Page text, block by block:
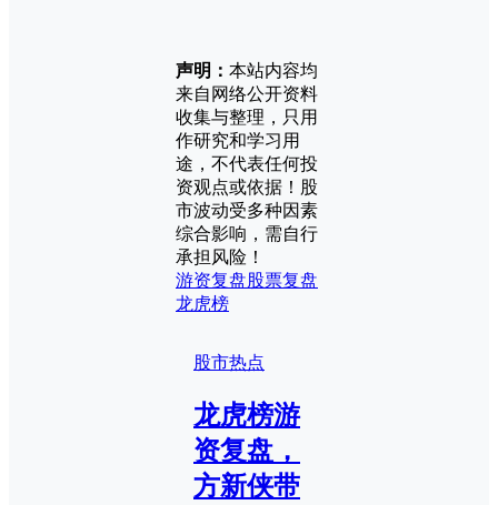
声明： 本站内容均
来自网络公开资料
收集与整理，只用
作研究和学习用
途，不代表任何投
资观点或依据！股
市波动受多种因素
综合影响，需自行
承担风险！
游资复盘股票复盘
龙虎榜
股市热点
龙虎榜游
资复盘，
方新侠带